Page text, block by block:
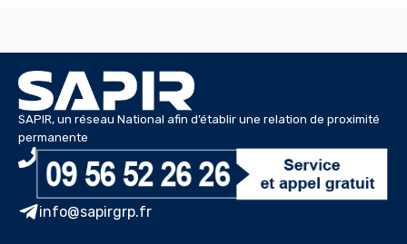
SAPIR, un réseau National afin d’établir une relation de proximité
permanente
info@sapirgrp.fr